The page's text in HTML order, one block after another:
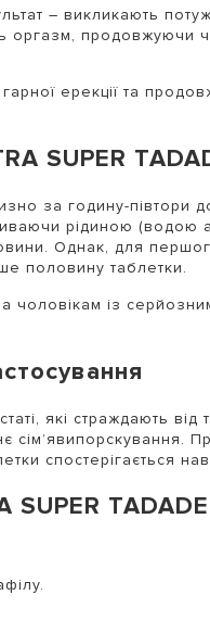
– викликають
оргазм, продовжуючи
ерекції та
SUPER
за годину-півтори
рідиною (водою
Однак, для
половину таблетки.
із
які страждають від
сім’явипорскування.
спостерігається
SUPER